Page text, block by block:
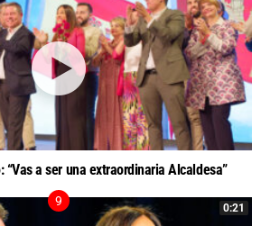
“Vas a ser una extraordinaria Alcaldesa”
0:21